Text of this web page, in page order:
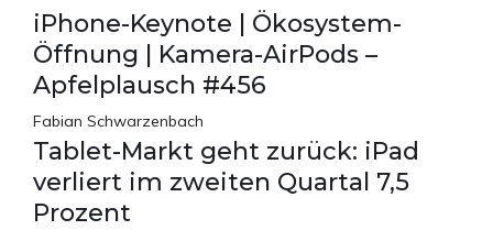
iPhone-Keynote | Ökosystem-
Öffnung | Kamera-AirPods –
Apfelplausch #456
Fabian Schwarzenbach
Tablet-Markt geht zurück: iPad
verliert im zweiten Quartal 7,5
Prozent